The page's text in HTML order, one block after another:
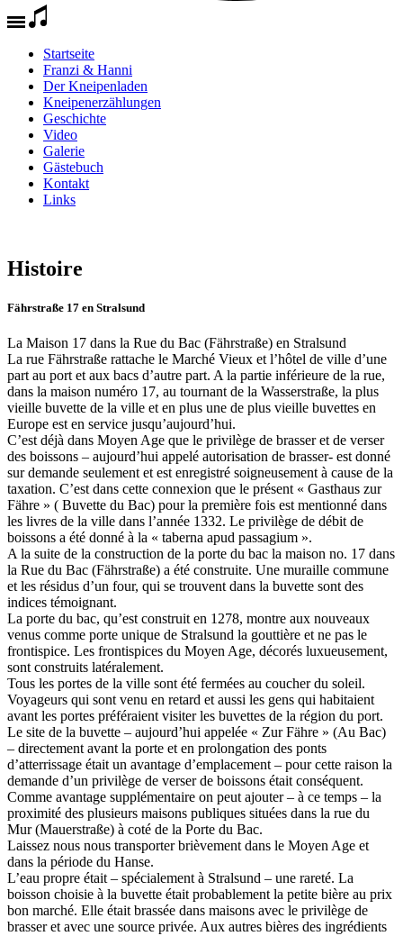
Startseite
Franzi & Hanni
Der Kneipenladen
Kneipenerzählungen
Geschichte
Video
Galerie
Gästebuch
Kontakt
Links
Histoire
Fährstraße 17 en Stralsund
La Maison 17 dans la Rue du Bac (Fährstraße) en Stralsund
La rue Fährstraße rattache le Marché Vieux et l’hôtel de ville d’une
part au port et aux bacs d’autre part. A la partie inférieure de la rue,
dans la maison numéro 17, au tournant de la Wasserstraße, la plus
vieille buvette de la ville et en plus une de plus vieille buvettes en
Europe est en service jusqu’aujourd’hui.
C’est déjà dans Moyen Age que le privilège de brasser et de verser
des boissons – aujourd’hui appelé autorisation de brasser- est donné
sur demande seulement et est enregistré soigneusement à cause de la
taxation. C’est dans cette connexion que le présent « Gasthaus zur
Fähre » ( Buvette du Bac) pour la première fois est mentionné dans
les livres de la ville dans l’année 1332. Le privilège de débit de
boissons a été donné à la « taberna apud passagium ».
A la suite de la construction de la porte du bac la maison no. 17 dans
la Rue du Bac (Fährstraße) a été construite. Une muraille commune
et les résidus d’un four, qui se trouvent dans la buvette sont des
indices témoignant.
La porte du bac, qu’est construit en 1278, montre aux nouveaux
venus comme porte unique de Stralsund la gouttière et ne pas le
frontispice. Les frontispices du Moyen Age, décorés luxueusement,
sont construits latéralement.
Tous les portes de la ville sont été fermées au coucher du soleil.
Voyageurs qui sont venu en retard et aussi les gens qui habitaient
avant les portes préféraient visiter les buvettes de la région du port.
Le site de la buvette – aujourd’hui appelée « Zur Fähre » (Au Bac)
– directement avant la porte et en prolongation des ponts
d’atterrissage était un avantage d’emplacement – pour cette raison la
demande d’un privilège de verser de boissons était conséquent.
Comme avantage supplémentaire on peut ajouter – à ce temps – la
proximité des plusieurs maisons publiques situées dans la rue du
Mur (Mauerstraße) à coté de la Porte du Bac.
Laissez nous nous transporter brièvement dans le Moyen Age et
dans la période du Hanse.
L’eau propre était – spécialement à Stralsund – une rareté. La
boisson choisie à la buvette était probablement la petite bière au prix
bon marché. Elle était brassée dans maisons avec le privilège de
brasser et avec une source privée. Aux autres bières des ingrédients